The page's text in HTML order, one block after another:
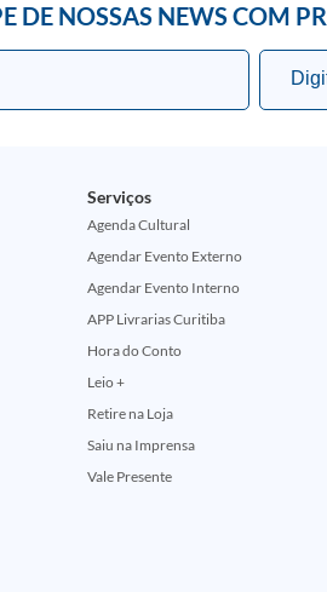
DE NOSSAS NEWS COM
Serviços
Agenda Cultural
Agendar Evento Externo
Agendar Evento Interno
APP Livrarias Curitiba
Hora do Conto
Leio +
Retire na Loja
Saiu na Imprensa
Vale Presente